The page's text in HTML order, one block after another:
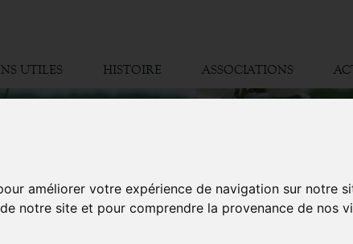
améliorer votre expérience de navigation sur notre
notre site et pour comprendre la provenance de nos
UTILES HISTOIRE ASSOCIATIONS